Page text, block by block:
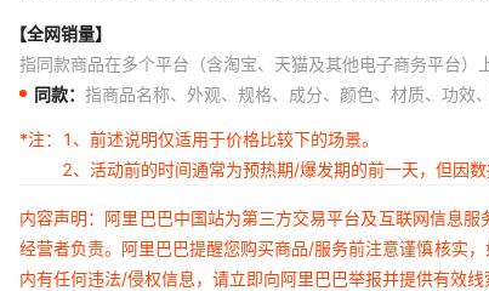
【全网销量】
指同款商品在多个平台（含淘宝、天猫及其他电子商务平台）
同款： 指商品名称、外观、规格、成分、颜色、材质、功效
*注：
1、前述说明仅适用于价格比较下的场景。
2、活动前的时间通常为预热期/爆发期的前一天，但因
内容声明：阿里巴巴中国站为第三方交易平台及互联网信息
经营者负责。阿里巴巴提醒您购买商品/服务前注意谨慎核实
内有任何违法/侵权信息，请立即向阿里巴巴举报并提供有效线